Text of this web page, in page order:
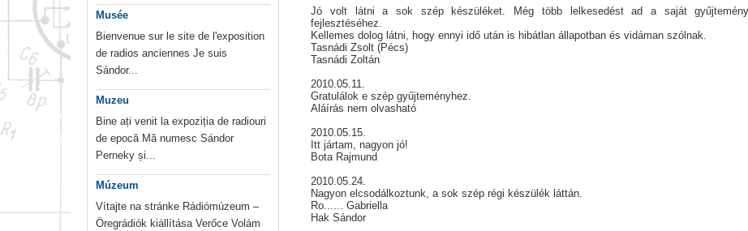
Musée
Bienvenue sur le site de l'exposition
de radios anciennes Je suis
Sándor...
Muzeu
Bine ați venit la expoziția de radiouri
de epocă Mă numesc Sándor
Perneky și...
Múzeum
Vítajte na stránke Rádiómúzeum –
Öregrádiók kiállítása Verőce Volám
Jó volt látni a sok szép készüléket. Még több lelkesedést ad a saját
fejlesztéséhez.
Kellemes dolog látni, hogy ennyi idő után is hibátlan állapotban és vidáman szólnak.
Tasnádi Zsolt (Pécs)
Tasnádi Zoltán
2010.05.11.
Gratulálok e szép gyűjteményhez.
Aláírás nem olvasható
2010.05.15.
Itt jártam, nagyon jó!
Bota Rajmund
2010.05.24.
Nagyon elcsodálkoztunk, a sok szép régi készülék láttán.
Ro...... Gabriella
Hak Sándor